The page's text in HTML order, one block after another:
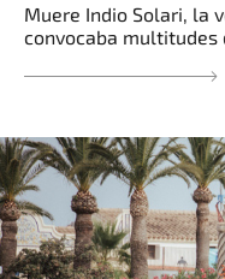
Muere Indio Solari, la
convocaba multitudes